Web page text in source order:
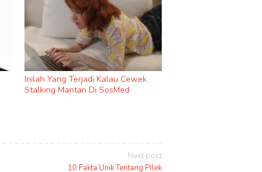
Inilah Yang Terjadi Kalau Cewek
Stalking Mantan Di SosMed
Next post
10 Fakta Unik Tentang Pilek